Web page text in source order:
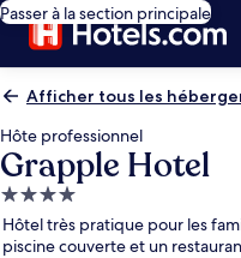
Passer à la section principale
Afficher tous les
Hôte professionnel
Grapple Hotel
Hébergement
4.0 étoiles
Hôtel très pratique pour les
piscine couverte et un